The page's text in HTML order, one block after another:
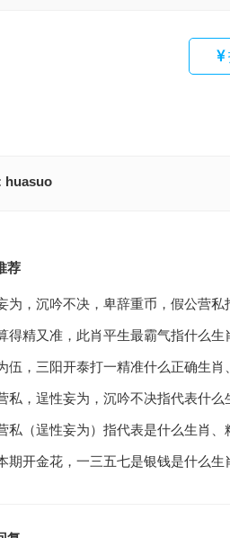
huasuo
荐
为，沉吟不决，卑辞重币，假公营
得精又准，此肖平生最霸气指什么生
伍，三阳开泰打一精准什么正确生
私，逞性妄为，沉吟不决指代表什么
私（逞性妄为）指代表是什么生肖、
期开金花，一三五七是银钱是什么